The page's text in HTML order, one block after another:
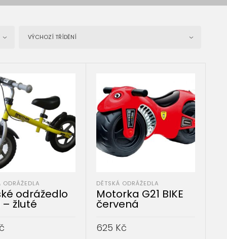
VÝCHOZÍ TŘÍDĚNÍ
ODRÁŽEDLA
odrážedlo
– žluté
DĚTSKÁ ODRÁŽEDLA
Motorka G21 BIKE
červená
625 Kč